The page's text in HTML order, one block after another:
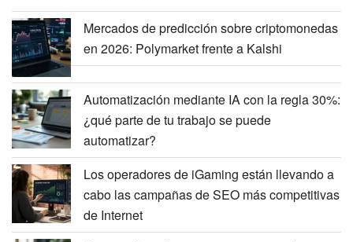
Mercados de predicción sobre criptomonedas
en 2026: Polymarket frente a Kalshi
Automatización mediante IA con la regla 30%:
¿qué parte de tu trabajo se puede
automatizar?
Los operadores de iGaming están llevando a
cabo las campañas de SEO más competitivas
de Internet